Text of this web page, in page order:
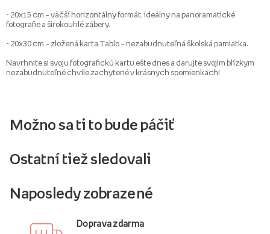
- 20x15 cm – väčší horizontálny formát, ideálny na panoramatické
fotografie a širokouhlé zábery.
- 20x30 cm – zložená karta Tablo – nezabudnuteľná školská pamiatka.
Navrhnite si svoju fotografickú kartu ešte dnes a darujte svojim blízkym
nezabudnuteľné chvíle zachytené v krásnych spomienkach!
Možno sa ti to bude páčiť
Ostatní tiež sledovali
Naposledy zobrazené
Doprava zdarma